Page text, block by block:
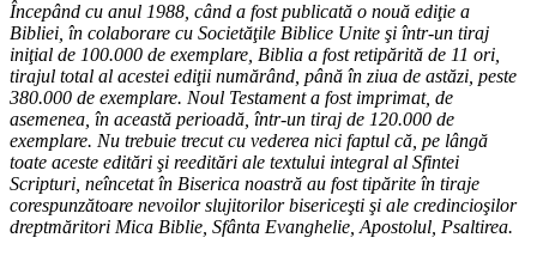
Începând cu anul 1988, când a fost publicată o nouă ediţie a
Bibliei, în colaborare cu Societăţile Biblice Unite şi într-un tiraj
iniţial de 100.000 de exemplare, Biblia a fost retipărită de 11 ori,
tirajul total al acestei ediţii numărând, până în ziua de astăzi, peste
380.000 de exemplare. Noul Testament a fost imprimat, de
asemenea, în această perioadă, într-un tiraj de 120.000 de
exemplare. Nu trebuie trecut cu vederea nici faptul că, pe lângă
toate aceste editări şi reeditări ale textului integral al Sfintei
Scripturi, neîncetat în Biserica noastră au fost tipărite în tiraje
corespunzătoare nevoilor slujitorilor bisericeşti şi ale credincioşilor
dreptmăritori Mica Biblie, Sfânta Evanghelie, Apostolul, Psaltirea.